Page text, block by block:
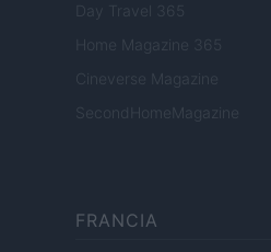
Day Travel 365
Home Magazine 365
Cineverse Magazine
SecondHomeMagazine
FRANCIA